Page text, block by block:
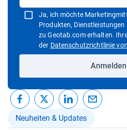
Ja, ich möchte
Produkten,
zu Geotab.com erhalten.
der Datenschutzrichtlinie
Anmelden
Neuheiten & Updates